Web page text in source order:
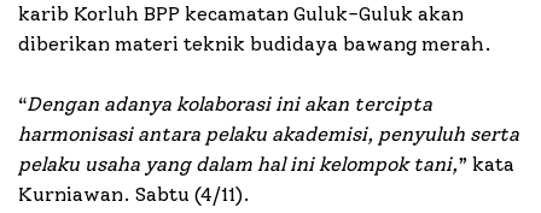
karib Korluh BPP kecamatan Guluk-Guluk akan
diberikan materi teknik budidaya bawang merah.
“Dengan adanya kolaborasi ini akan tercipta
harmonisasi antara pelaku akademisi, penyuluh serta
pelaku usaha yang dalam hal ini kelompok tani,” kata
Kurniawan. Sabtu (4/11).